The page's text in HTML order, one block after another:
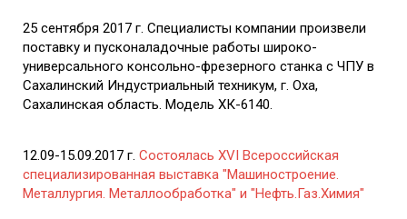
25 сентября 2017 г. Специалисты компании произвели
поставку и пусконаладочные работы широко-
универсального консольно-фрезерного станка с ЧПУ в
Сахалинский Индустриальный техникум, г. Оха,
Сахалинская область. Модель ХК-6140.
12.09-15.09.2017 г. Состоялась XVI Всероссийская
специализированная выставка "Машиностроение.
Металлургия. Металлообработка" и "Нефть.Газ.Химия"